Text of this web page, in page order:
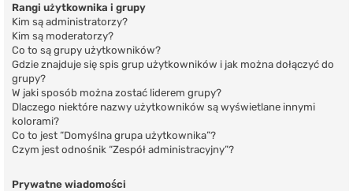
Rangi użytkownika i grupy
Kim są administratorzy?
Kim są moderatorzy?
Co to są grupy użytkowników?
Gdzie znajduje się spis grup użytkowników i jak można dołączyć do
grupy?
W jaki sposób można zostać liderem grupy?
Dlaczego niektóre nazwy użytkowników są wyświetlane innymi
kolorami?
Co to jest “Domyślna grupa użytkownika”?
Czym jest odnośnik “Zespół administracyjny”?
Prywatne wiadomości